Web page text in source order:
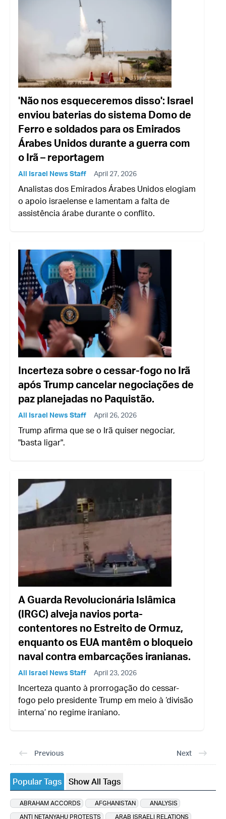
'Não nos esqueceremos disso': Israel
enviou baterias do sistema Domo de
Ferro e soldados para os Emirados
Árabes Unidos durante a guerra com
o Irã – reportagem
All Israel News Staff April 27, 2026
Analistas dos Emirados Árabes Unidos elogiam
o apoio israelense e lamentam a falta de
assistência árabe durante o conflito.
Incerteza sobre o cessar-fogo no Irã
após Trump cancelar negociações de
paz planejadas no Paquistão.
All Israel News Staff April 26, 2026
Trump afirma que se o Irã quiser negociar,
"basta ligar".
A Guarda Revolucionária Islâmica
(IRGC) alveja navios porta-
contentores no Estreito de Ormuz,
enquanto os EUA mantêm o bloqueio
naval contra embarcações iranianas.
All Israel News Staff April 23, 2026
Incerteza quanto à prorrogação do cessar-
fogo pelo presidente Trump em meio à ‘divisão
interna’ no regime iraniano.
Previous Next
Popular Tags Show All Tags
ABRAHAM ACCORDS AFGHANISTAN
ANALYSIS
ANTI NETANYAHU PROTESTS
ARAB ISRAELI RELATIONS